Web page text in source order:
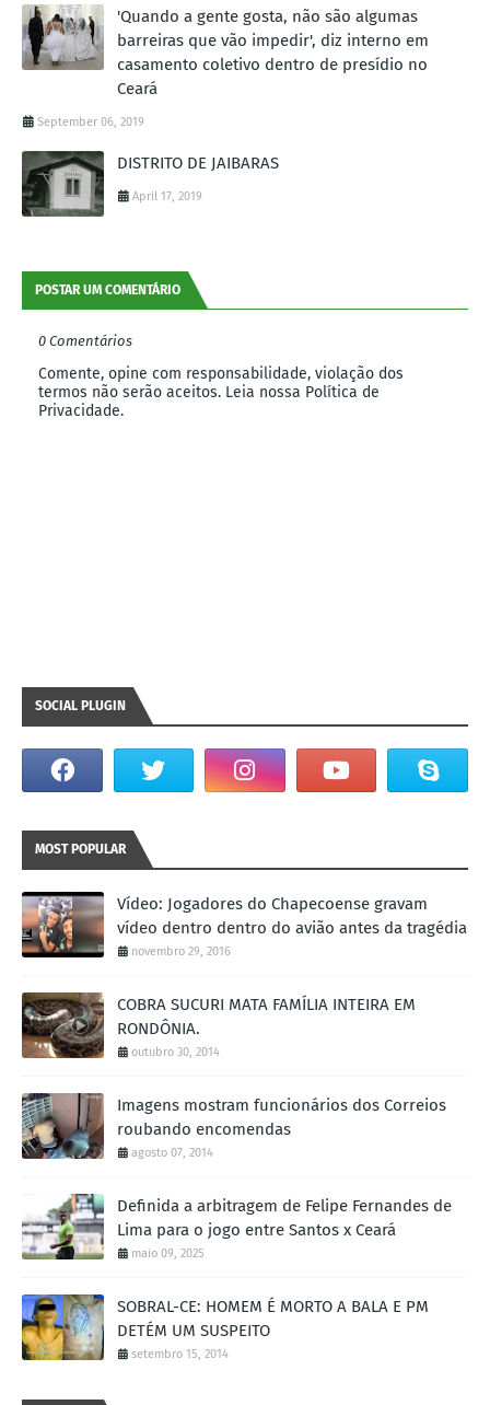
'Quando a gente gosta, não são algumas
barreiras que vão impedir', diz interno em
casamento coletivo dentro de presídio no
Ceará
September 06, 2019
DISTRITO DE JAIBARAS
April 17, 2019
POSTAR UM COMENTÁRIO
0 Comentários
Comente, opine com responsabilidade, violação dos
termos não serão aceitos. Leia nossa Política de
Privacidade.
SOCIAL PLUGIN
MOST POPULAR
Vídeo: Jogadores do Chapecoense gravam
vídeo dentro dentro do avião antes da tragédia
novembro 29, 2016
COBRA SUCURI MATA FAMÍLIA INTEIRA EM
RONDÔNIA.
outubro 30, 2014
Imagens mostram funcionários dos Correios
roubando encomendas
agosto 07, 2014
Definida a arbitragem de Felipe Fernandes de
Lima para o jogo entre Santos x Ceará
maio 09, 2025
SOBRAL-CE: HOMEM É MORTO A BALA E PM
DETÉM UM SUSPEITO
setembro 15, 2014